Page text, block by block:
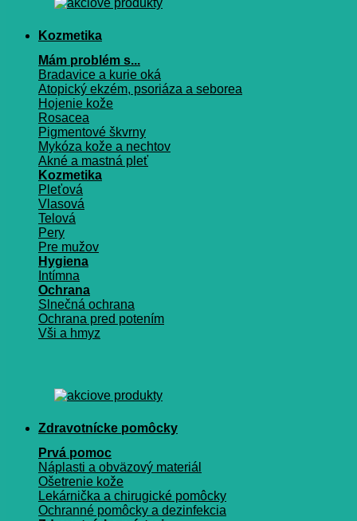
Kozmetika
Mám problém s...
Bradavice a kurie oká
Atopický ekzém, psoriáza a seborea
Hojenie kože
Rosacea
Pigmentové škvrny
Mykóza kože a nechtov
Akné a mastná pleť
Kozmetika
Pleťová
Vlasová
Telová
Pery
Pre mužov
Hygiena
Intímna
Ochrana
Slnečná ochrana
Ochrana pred potením
Vši a hmyz
Zdravotnícke pomôcky
Prvá pomoc
Náplasti a obväzový materiál
Ošetrenie kože
Lekárnička a chirugické pomôcky
Ochranné pomôcky a dezinfekcia